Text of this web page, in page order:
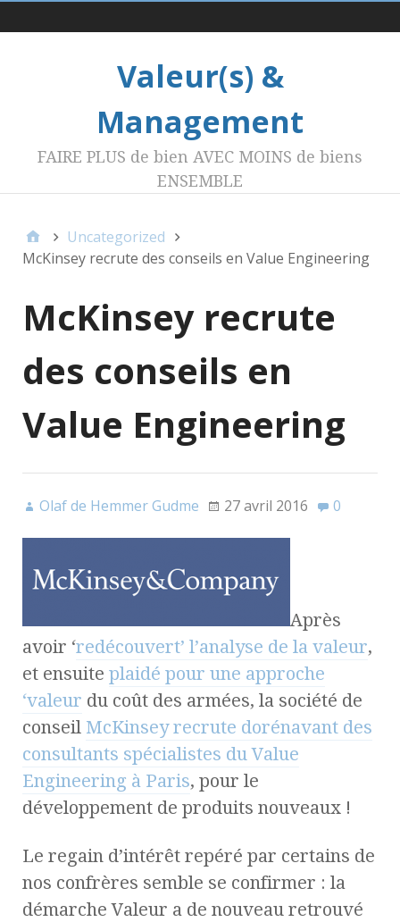
Menu 1
Valeur(s) &
Management
FAIRE PLUS de bien AVEC MOINS de biens
ENSEMBLE
Uncategorized
McKinsey recrute des conseils en Value Engineering
McKinsey recrute
des conseils en
Value Engineering
Olaf de Hemmer Gudme 27 avril 2016 0
Après
avoir ‘redécouvert’ l’analyse de la valeur,
et ensuite plaidé pour une approche
‘valeur du coût des armées, la société de
conseil McKinsey recrute dorénavant des
consultants spécialistes du Value
Engineering à Paris, pour le
développement de produits nouveaux !
Le regain d’intérêt repéré par certains de
nos confrères semble se confirmer : la
démarche Valeur a de nouveau retrouvé